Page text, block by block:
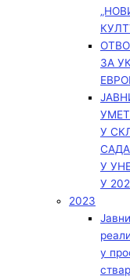
ЗА
У
САДА
У
У
2023
у